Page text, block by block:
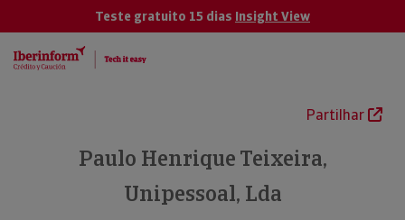
Teste gratuito 15 dias Insight View
Partilhar
Paulo Henrique Teixeira,
Unipessoal, Lda